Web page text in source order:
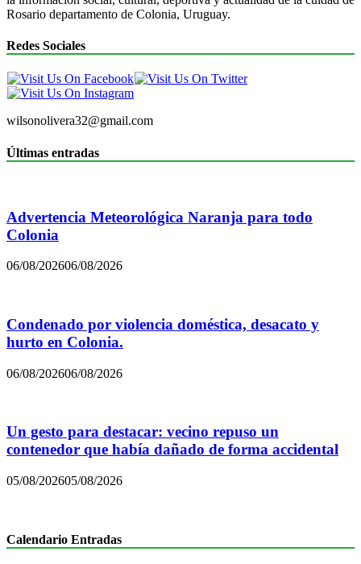
Rosario departamento de Colonia, Uruguay.
Redes Sociales
wilsonolivera32@gmail.com
Últimas entradas
Advertencia Meteorológica Naranja para todo
Colonia
06/08/202606/08/2026
Condenado por violencia doméstica, desacato y
hurto en Colonia.
06/08/202606/08/2026
Un gesto para destacar: vecino repuso un
contenedor que había dañado de forma accidental
05/08/202605/08/2026
Calendario Entradas